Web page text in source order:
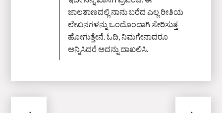
ಜಾಲತಾಣದಲ್ಲಿ ನಾನು ಬರೆದ ಎಲ್ಲ ರೀತಿಯ
ಲೇಖನಗಳನ್ನು ಒಂದೊಂದಾಗಿ ಸೇರಿಸುತ್ತ
ಹೋಗುತ್ತೇನೆ. ಓದಿ, ನಿಮಗೇನಾದರೂ
ಅನ್ನಿಸಿದರೆ ಅದನ್ನು ದಾಖಲಿಸಿ.